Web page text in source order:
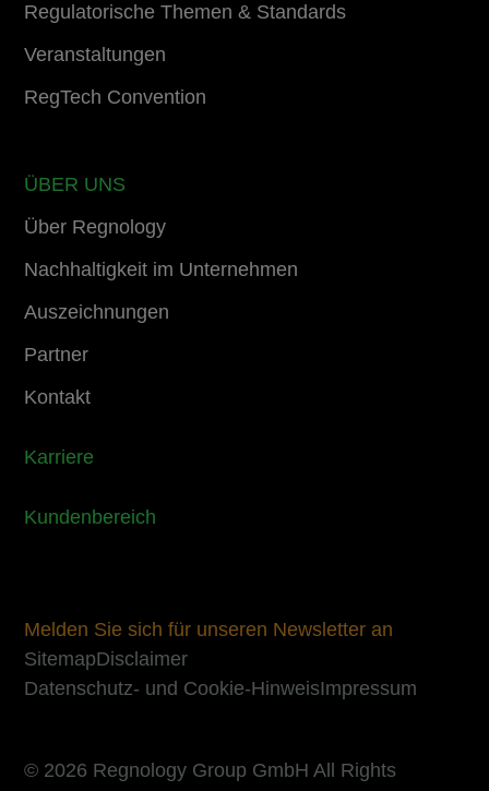
Regulatorische Themen & Standards
Veranstaltungen
RegTech Convention
ÜBER UNS
Über Regnology
Nachhaltigkeit im Unternehmen
Auszeichnungen
Partner
Kontakt
Karriere
Kundenbereich
Melden Sie sich für unseren Newsletter an
SitemapDisclaimer
Datenschutz- und Cookie-HinweisImpressum
© 2026 Regnology Group GmbH All Rights